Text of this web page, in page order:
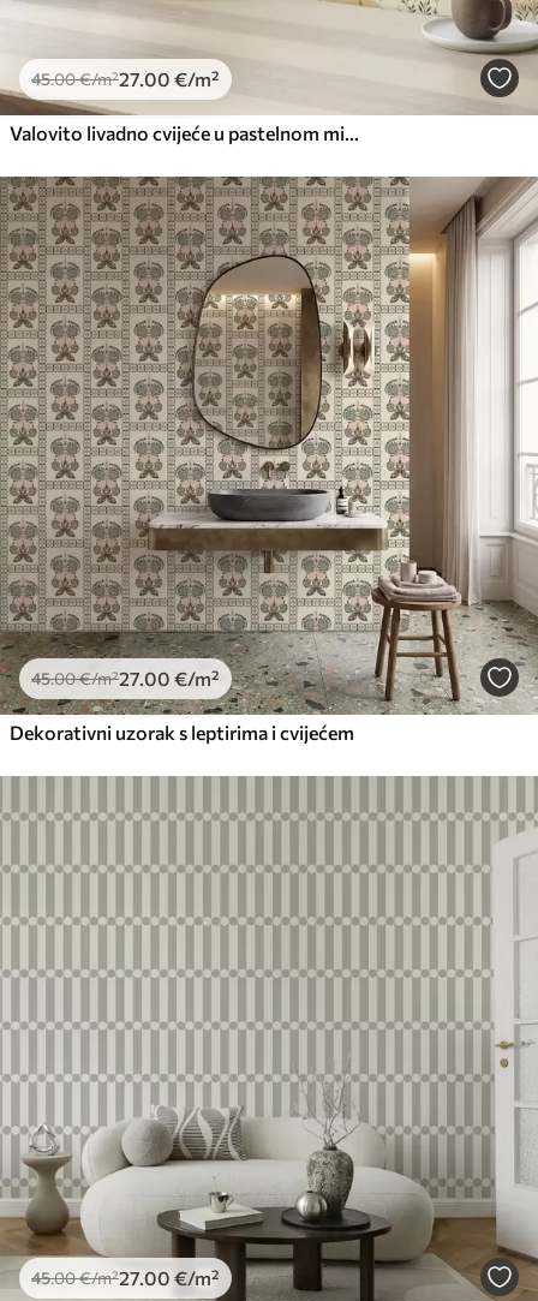
45.00€/m²27.00 €/m²
Valovito livadno cvijeće u pastelnom minimalističkom stilu
45.00€/m²27.00 €/m²
Dekorativni uzorak s leptirima i cvijećem
45.00€/m²27.00 €/m²